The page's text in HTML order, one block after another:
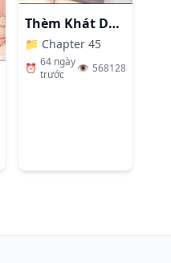
Thèm Khát Dục Vọng
📁 Chapter 45
⏰ 64 ngày
trước
👁️ 568128